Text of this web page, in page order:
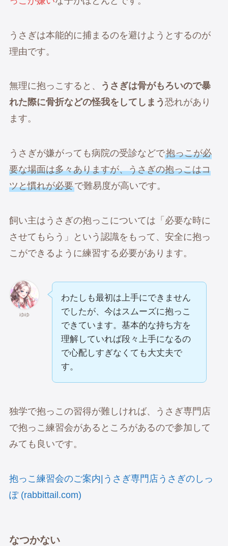
うさぎは本能的に捕まるのを避けようとするのが
理由です。
無理に抱っこすると、
うさぎは骨がもろいので暴
れた際に骨折などの怪我をしてしまう 恐れがあり
ます。
うさぎが嫌がっても病院の受診などで抱っこが必
要な場面は多々ありますが、うさぎの抱っこはコ
ツと慣れが必要で難易度が高いです。
飼い主はうさぎの抱っこについては「必要な時に
させてもらう」という認識をもって、安全に抱っ
こができるように練習する必要があります。
ゆゆ
わたしも最初は上手にできません
でしたが、今はスムーズに抱っこ
できています。基本的な持ち方を
理解していれば段々上手になるの
で心配しすぎなくても大丈夫で
す。
独学で抱っこの習得が難しければ、うさぎ専門店
で抱っこ練習会があるところがあるので参加して
みても良いです。
抱っこ練習会のご案内|うさぎ専門店うさぎのしっ
ぽ (rabbittail.com)
なつかない